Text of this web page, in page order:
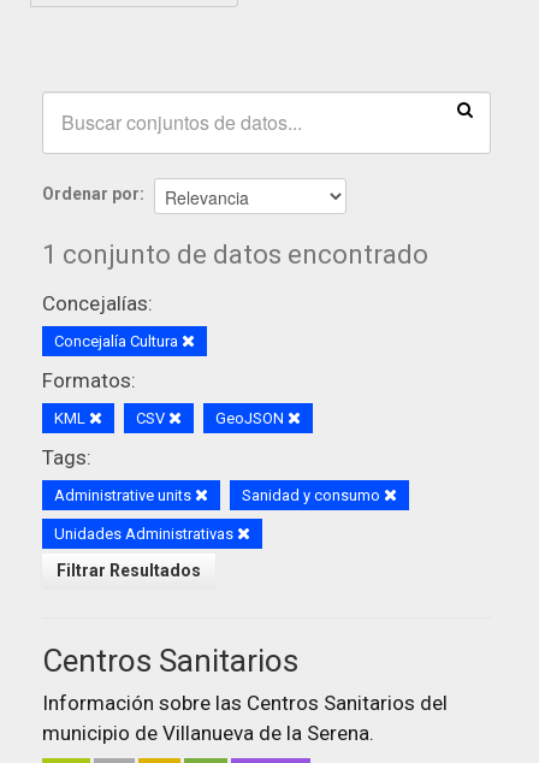
Ordenar por
1 conjunto de datos encontrado
Concejalías:
Concejalía Cultura
Formatos:
KML CSV GeoJSON
Tags:
Administrative units Sanidad y consumo
Unidades Administrativas
Filtrar Resultados
Centros Sanitarios
Información sobre las Centros Sanitarios del
municipio de Villanueva de la Serena.